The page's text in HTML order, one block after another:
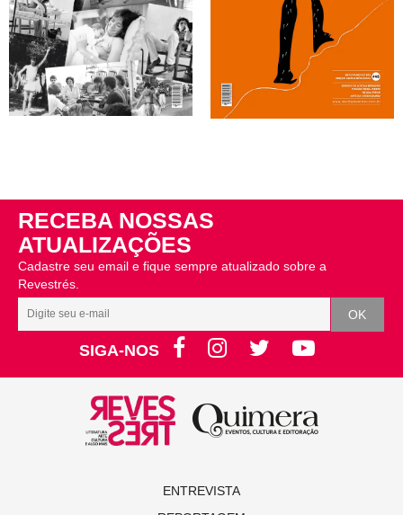
RECEBA NOSSAS
ATUALIZAÇÕES
Cadastre seu email e fique sempre atualizado sobre a
Revestrés.
SIGA-NOS
ENTREVISTA